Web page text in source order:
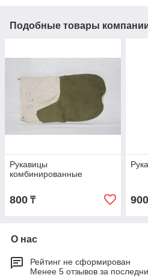
Подобные товары
Рукавицы
комбинированные
800 ₸ 900
О нас
Рейтинг не сформирован
Менее 5 отзывов за